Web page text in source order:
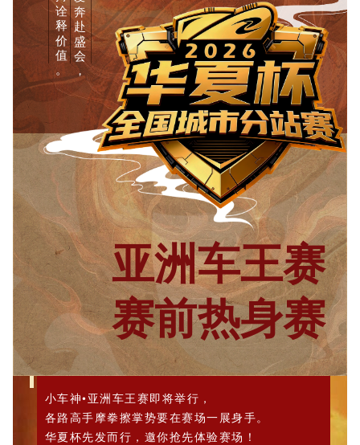
亚洲车王赛
赛前热身赛
奔
赴
盛
会
，
诠
释
价
值
。
小车神•亚洲车王赛即将举行，
各路高手摩拳擦掌势要在赛场一展身手。
华夏杯先发而行，邀你抢先体验赛场！